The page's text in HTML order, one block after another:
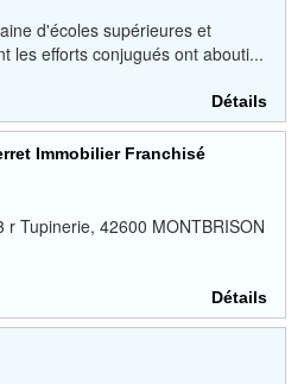
d'écoles supérieures et
les efforts conjugués ont abouti...
Détails
Immobilier Franchisé
Tupinerie, 42600 MONTBRISON
Détails